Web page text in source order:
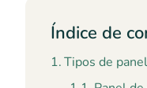
Índice de
Tipos de